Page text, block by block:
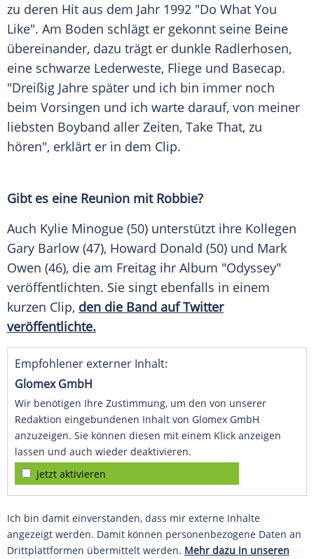
zu deren Hit aus dem Jahr 1992 "Do What You
Like". Am Boden schlägt er gekonnt seine Beine
übereinander, dazu trägt er dunkle Radlerhosen,
eine schwarze Lederweste, Fliege und Basecap.
"Dreißig Jahre später und ich bin immer noch
beim Vorsingen und ich warte darauf, von meiner
liebsten Boyband aller Zeiten, Take That, zu
hören", erklärt er in dem Clip.
Gibt es eine Reunion mit Robbie?
Auch Kylie Minogue (50) unterstützt ihre Kollegen
Gary Barlow (47), Howard Donald (50) und Mark
Owen (46), die am Freitag ihr Album "Odyssey"
veröffentlichten. Sie singt ebenfalls in einem
kurzen Clip, den die Band auf Twitter
veröffentlichte.
Empfohlener externer Inhalt:
Glomex GmbH
Wir benötigen Ihre Zustimmung, um den von unserer
Redaktion eingebundenen Inhalt von Glomex GmbH
anzuzeigen. Sie können diesen mit einem Klick anzeigen
lassen und auch wieder deaktivieren.
jetzt aktivieren
Ich bin damit einverstanden, dass mir externe Inhalte
angezeigt werden. Damit können personenbezogene Daten an
Drittplattformen übermittelt werden. Mehr dazu in unseren